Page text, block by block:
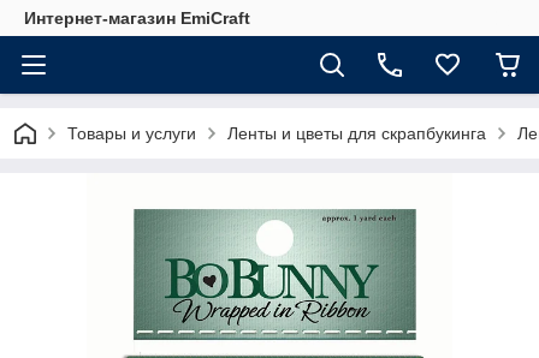
Интернет-магазин EmiCraft
Товары и услуги Ленты и цветы для скрапбукинга